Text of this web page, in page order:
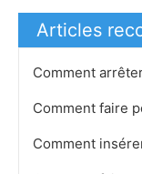
Articles
Comment